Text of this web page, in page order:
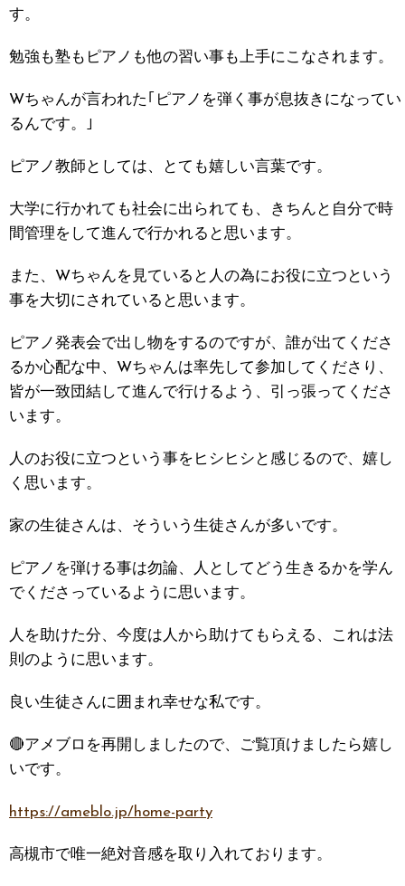
す。
勉強も塾もピアノも他の習い事も上手にこなされます。
Wちゃんが言われた｢ピアノを弾く事が息抜きになってい
るんです。｣
ピアノ教師としては、とても嬉しい言葉です。
大学に行かれても社会に出られても、きちんと自分で時
間管理をして進んで行かれると思います。
また、Wちゃんを見ていると人の為にお役に立つという
事を大切にされていると思います。
ピアノ発表会で出し物をするのですが、誰が出てくださ
るか心配な中、Wちゃんは率先して参加してくださり、
皆が一致団結して進んで行けるよう、引っ張ってくださ
います。
人のお役に立つという事をヒシヒシと感じるので、嬉し
く思います。
家の生徒さんは、そういう生徒さんが多いです。
ピアノを弾ける事は勿論、人としてどう生きるかを学ん
でくださっているように思います。
人を助けた分、今度は人から助けてもらえる、これは法
則のように思います。
良い生徒さんに囲まれ幸せな私です。
🔴アメブロを再開しましたので、ご覧頂けましたら嬉し
いです。
https://ameblo.jp/home-party
高槻市で唯一絶対音感を取り入れております。